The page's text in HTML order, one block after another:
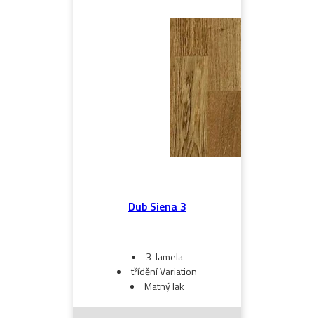
Dub Siena 3
3-lamela
třídění Variation
Matný lak